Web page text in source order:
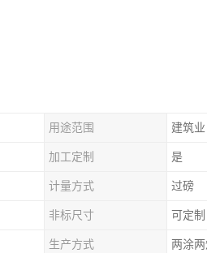
用途范围 建筑
加工定制 是
计量方式 过磅
非标尺寸 可定制
生产方式 两涂